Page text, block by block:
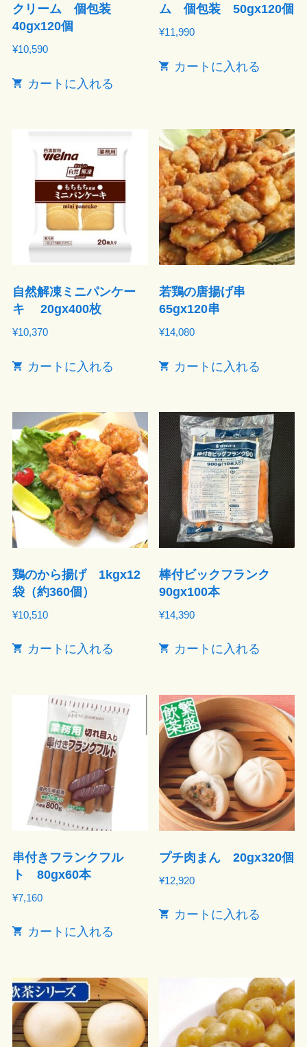
クリーム 個包装
40gx120個
¥10,590
カートに入れる
ム 個包装 50gx120個
¥11,990
カートに入れる
自然解凍ミニパンケー
キ 20gx400枚
¥10,370
カートに入れる
若鶏の唐揚げ串
65gx120串
¥14,080
カートに入れる
鶏のから揚げ 1kgx12
袋（約360個）
¥10,510
カートに入れる
棒付ビックフランク
90gx100本
¥14,390
カートに入れる
串付きフランクフル
ト 80gx60本
¥7,160
カートに入れる
プチ肉まん 20gx320個
¥12,920
カートに入れる